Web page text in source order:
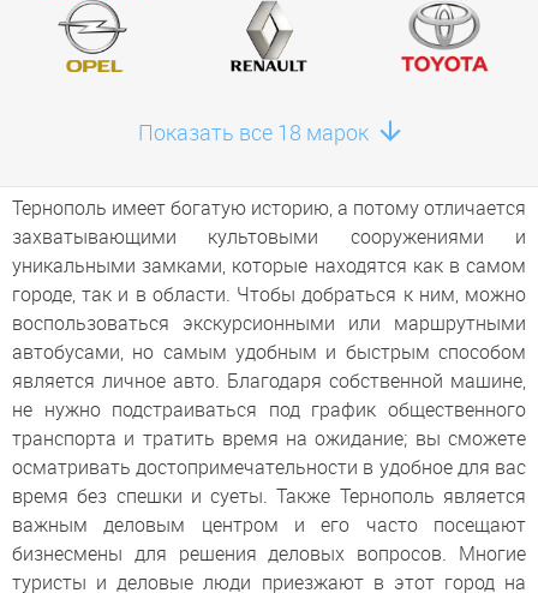
Показать все 18 марок
Тернополь имеет богатую историю, а потому отличается
захватывающими культовыми сооружениями и
уникальными замками, которые находятся как в самом
городе, так и в области. Чтобы добраться к ним, можно
воспользоваться экскурсионными или маршрутными
автобусами, но самым удобным и быстрым способом
является личное авто. Благодаря собственной машине,
не нужно подстраиваться под график общественного
транспорта и тратить время на ожидание; вы сможете
осматривать достопримечательности в удобное для вас
время без спешки и суеты. Также Тернополь является
важным деловым центром и его часто посещают
бизнесмены для решения деловых вопросов. Многие
туристы и деловые люди приезжают в этот город на